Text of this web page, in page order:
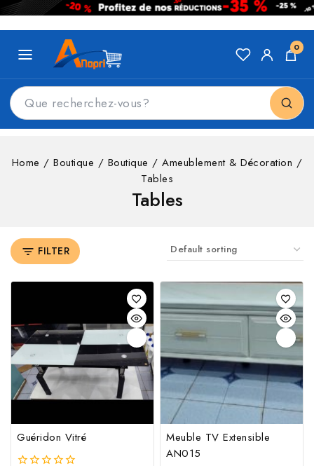
0
Home / Boutique / Boutique / Ameublement & Décoration /
Tables
Tables
FILTER
Guéridon Vitré
Meuble TV Extensible
AN015